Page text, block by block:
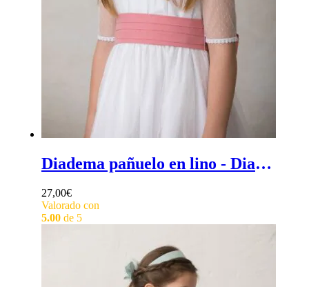
Diadema pañuelo en lino - Diadema efecto pañuelo en lino para ceremonia o comunión
27,00€
Valorado con
5.00de 5